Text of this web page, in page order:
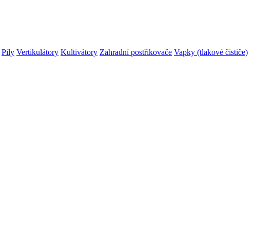
Pily Vertikulátory Kultivátory Zahradní postřikovače Vapky (tlakové čističe)